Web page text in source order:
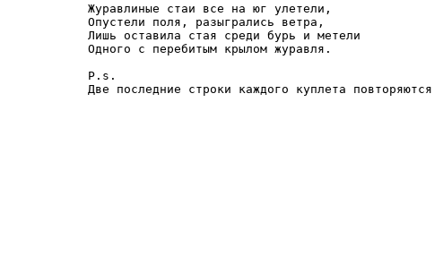
Журавлиные стаи все на юг улетели,
Опустели поля, разыгрались ветра,
Лишь оставила стая среди бурь и метели
Одного с перебитым крылом журавля.
P.s.
Две последние строки каждого куплета повторяются